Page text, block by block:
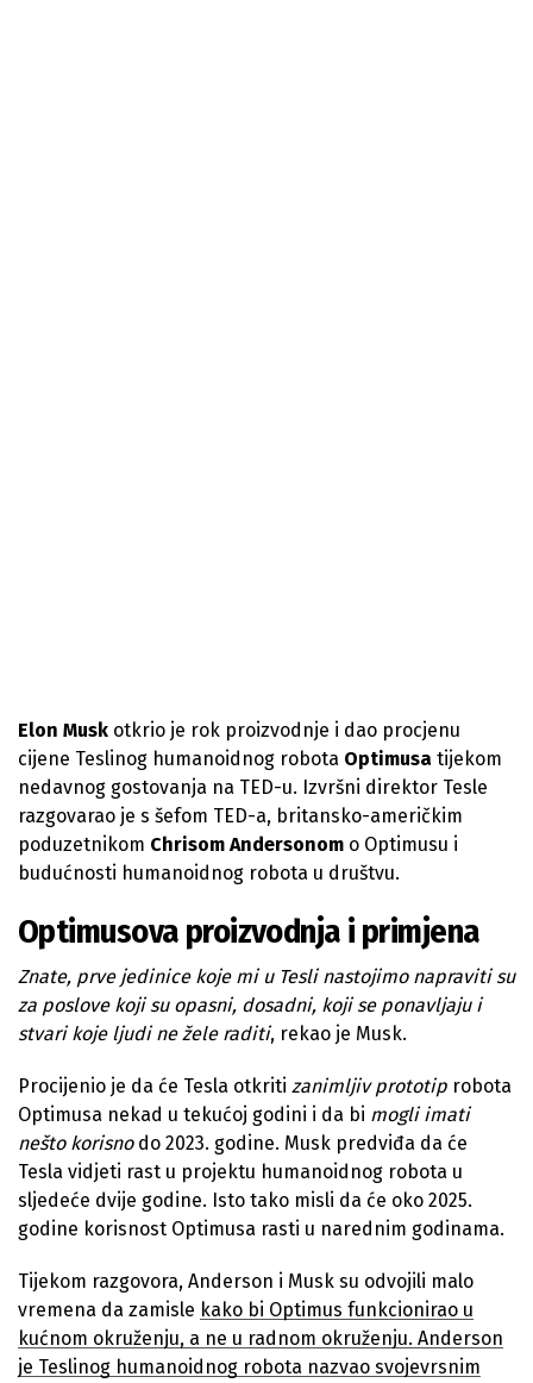
Elon Musk otkrio je rok proizvodnje i dao procjenu
cijene Teslinog humanoidnog robota Optimusa tijekom
nedavnog gostovanja na TED-u. Izvršni direktor Tesle
razgovarao je s šefom TED-a, britansko-američkim
poduzetnikom Chrisom Andersonom o Optimusu i
budućnosti humanoidnog robota u društvu.
Optimusova proizvodnja i primjena
Znate, prve jedinice koje mi u Tesli nastojimo napraviti su
za poslove koji su opasni, dosadni, koji se ponavljaju i
stvari koje ljudi ne žele raditi, rekao je Musk.
Procijenio je da će Tesla otkriti zanimljiv prototip robota
Optimusa nekad u tekućoj godini i da bi mogli imati
nešto korisnodo 2023. godine. Musk predviđa da će
Tesla vidjeti rast u projektu humanoidnog robota u
sljedeće dvije godine. Isto tako misli da će oko 2025.
godine korisnost Optimusa rasti u narednim godinama.
Tijekom razgovora, Anderson i Musk su odvojili malo
vremena da zamisle kako bi Optimus funkcionirao u
kućnom okruženju, a ne u radnom okruženju. Anderson
je Teslinog humanoidnog robota nazvao svojevrsnim